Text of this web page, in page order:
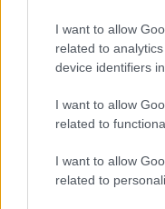
I want to allow
related to
device identifiers
I want to allow
related to
I want to allow
related to
ευρωεκλογές. Ο
αναλαμβάνει
του κόμματος.
Νίκου
αποτελούν και
παραμένουν ο
Παναγιώτης